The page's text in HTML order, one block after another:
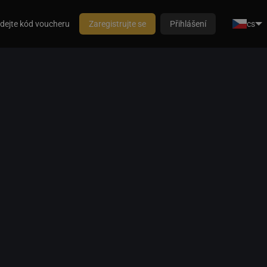
kód voucheru Zaregistrujte se Přihlášení cs